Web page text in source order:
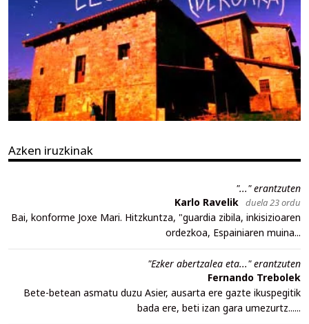
Azken iruzkinak
"..." erantzuten
Karlo Ravelik duela 23 ordu
Bai, konforme Joxe Mari. Hitzkuntza, "guardia zibila, inkisizioaren
ordezkoa, Espainiaren muina...
"Ezker abertzalea eta..." erantzuten
Fernando Trebolek
Bete-betean asmatu duzu Asier, ausarta ere gazte ikuspegitik
bada ere, beti izan gara umezurtz......